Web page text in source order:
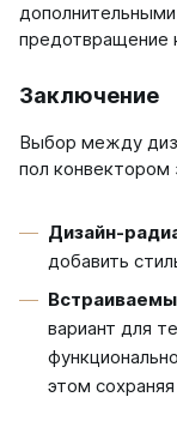
предотвращение
Заключение
Выбор между
пол конвектором
Дизайн-
добавить
вариант для
этом